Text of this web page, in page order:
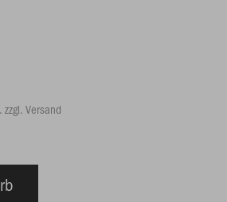
Versand